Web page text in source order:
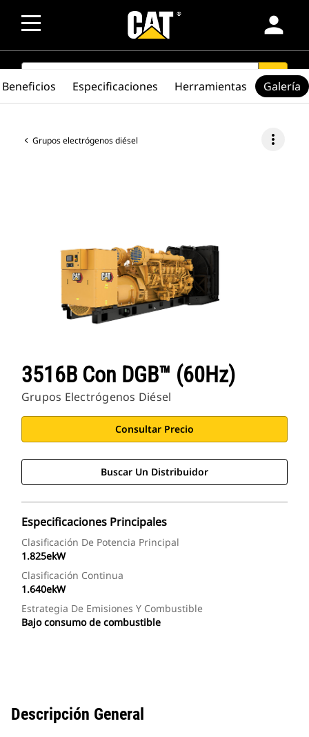
person
SEARCH search
Grupos electrógenos diésel more_vert
3516B Con DGB™ (60Hz)
Grupos Electrógenos Diésel
Consultar Precio
Buscar Un Distribuidor
Especificaciones Principales
Clasificación De Potencia Principal
1.825ekW
Clasificación Continua
1.640ekW
Estrategia De Emisiones Y Combustible
Bajo consumo de combustible
Beneficios Especificaciones Herramientas Galería
Descripción General